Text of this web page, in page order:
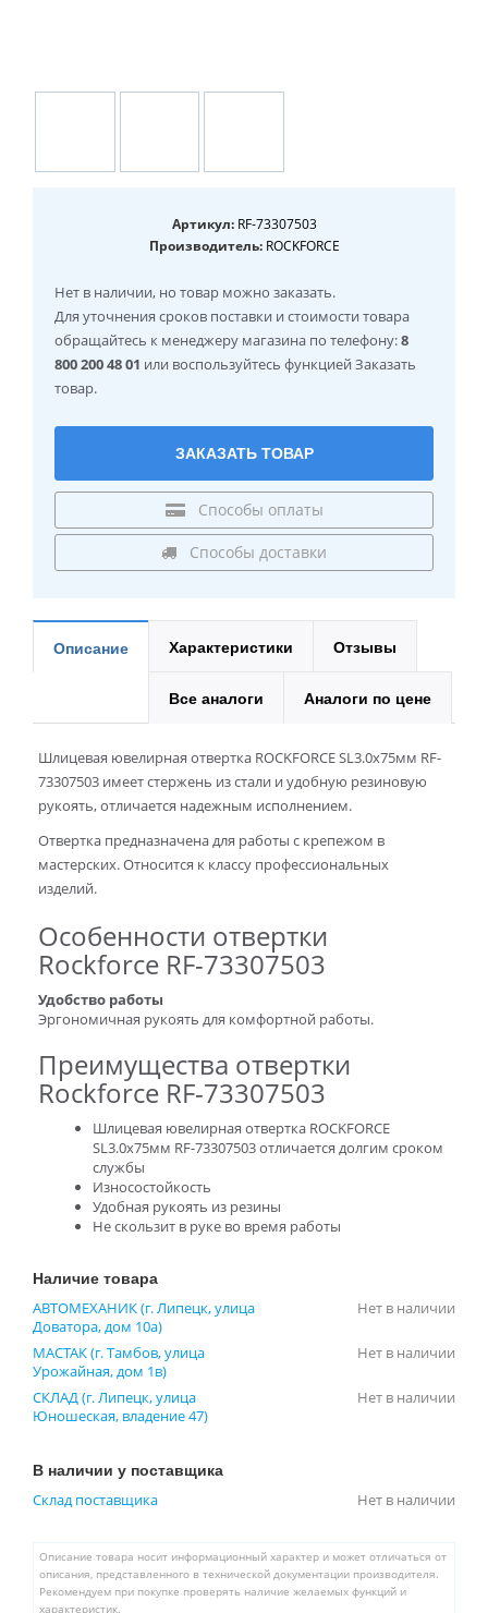
Артикул:RF-73307503
Производитель:ROCKFORCE
Нет в наличии, но товар можно заказать.
Для уточнения сроков поставки и стоимости товара
обращайтесь к менеджеру магазина по телефону:8
800 200 48 01 или воспользуйтесь функцией Заказать
товар.
ЗАКАЗАТЬ ТОВАР
Способы оплаты
Способы доставки
Описание Характеристики Отзывы
Все аналоги Аналоги по цене
Шлицевая ювелирная отвертка ROCKFORCE SL3.0х75мм RF-
73307503 имеет стержень из стали и удобную резиновую
рукоять, отличается надежным исполнением.
Отвертка предназначена для работы с крепежом в
мастерских. Относится к классу профессиональных
изделий.
Особенности отвертки
Rockforce RF-73307503
Удобство работы
Эргономичная рукоять для комфортной работы.
Преимущества отвертки
Rockforce RF-73307503
Шлицевая ювелирная отвертка ROCKFORCE
SL3.0х75мм RF-73307503 отличается долгим сроком
службы
Износостойкость
Удобная рукоять из резины
Не скользит в руке во время работы
Наличие товара
АВТОМЕХАНИК (г. Липецк, улица
Доватора, дом 10а)
Нет в наличии
МАСТАК (г. Тамбов, улица
Урожайная, дом 1в)
Нет в наличии
СКЛАД (г. Липецк, улица
Юношеская, владение 47)
Нет в наличии
В наличии у поставщика
Склад поставщика Нет в наличии
Описание товара носит информационный характер и может отличаться от
описания, представленного в технической документации производителя.
Рекомендуем при покупке проверять наличие желаемых функций и
характеристик.